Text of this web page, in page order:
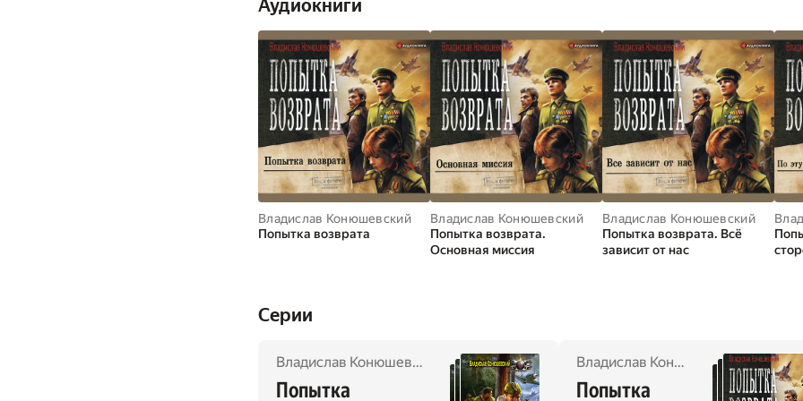
эту сторону
миссия
Аудиокниги
Владислав Конюшевский
Попытка возврата
Владислав Конюшевский
Попытка возврата.
Основная миссия
Владислав Конюшевский
Попытка возврата. Всё
зависит от нас
Cерии
Владислав Конюшевский
Попытка
Владислав Конюшевский
Попытка